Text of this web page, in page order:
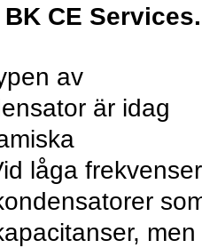
CE Services.
av
är idag
låga frekvenser
men